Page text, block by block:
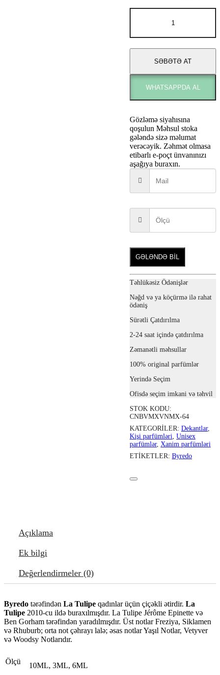
LA
adet
SƏBƏTƏ AT
WHATSAPPDA AL
Gözləmə siyahısına
qoşulun Məhsul stoka
gələndə sizə məlumat
verəcəyik. Zəhmət olmasa
etibarlı e-poçt ünvanınızı
aşağıya buraxın.
GƏLƏNDƏ BİL
Təhlükəsiz Ödənişlər
Nəğd və ya köçürmə ilə rahat
ödəniş
Sürətli Çatdırılma
2-24 saat içində çatdırılma
Zəmanətli məhsullar
100% original parfümlər
Yerində Seçim
Ofisdə seçim imkani və təhvil
STOK KODU:
CNBVMXVNMX-64
KATEGORILER: Dekantlar,
Kişi parfümləri Unisex
parfümlər, Xanim parfümləri
ETIKETLER: Byredo
Açıklama
Ek bilgi
Değerlendirmeler (0)
Byredo tərəfindən La Tulipe qadınlar üçün çiçəkli ətirdir. La
Tulipe 2010-cu ildə buraxılmışdır. La Tulipe Jérôme Epinette və
Ben Gorham tərəfindən yaradılmışdır. Üst notlar Freziya, Siklamen
və Rhuburb; orta not çəhrayı lalə; əsas notlar Yaşıl Notlar, Vetyver
və Woodsy Notlarıdır.
Ölçü 10ML, 3ML, 6ML